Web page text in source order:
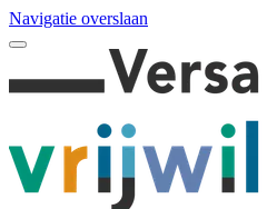
Navigatie overslaan